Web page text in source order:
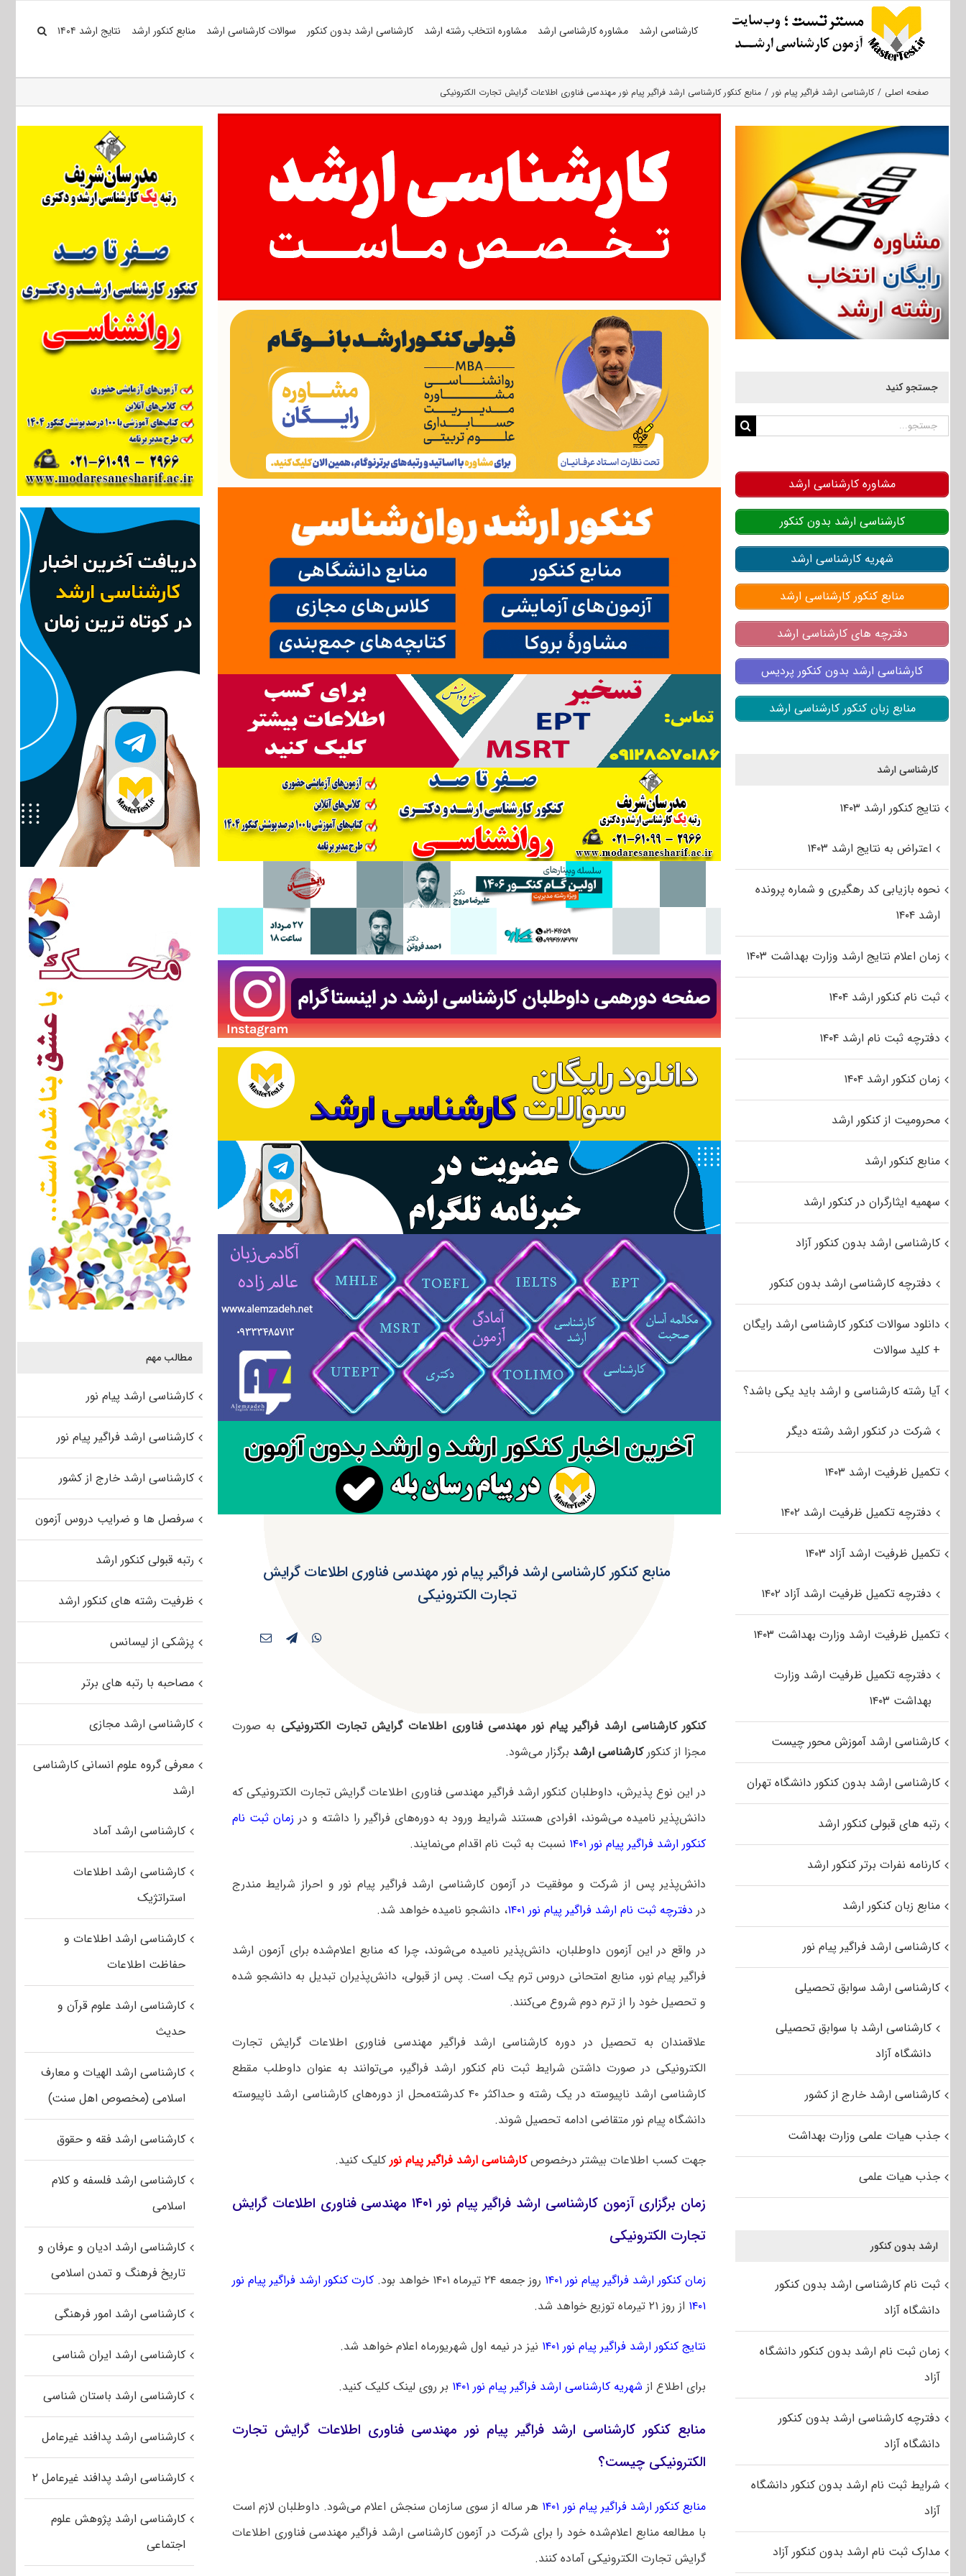
کارشناسی ارشد مشاوره کارشناسی ارشد مشاوره انتخاب رشته ارشد کارشناسی ارشد بدون کنکور سوالات کارشناسی ارشد منابع کنکور ارشد نتایج ارشد ۱۴۰۴
صفحه اصلی کارشناسی ارشد فراگیر پیام نور منابع کنکور کارشناسی ارشد فراگیر پیام نور مهندسی فناوری اطلاعات گرایش تجارت الکترونیکی
منابع کنکور کارشناسی ارشد فراگیر پیام نور مهندسی فناوری اطلاعات گرایش
تجارت الکترونیکی
کنکور کارشناسی ارشد فراگیر پیام نور مهندسی فناوری اطلاعات گرایش تجارت الکترونیکیبه صورت
مجزا از کنکورکارشناسی ارشد برگزار می‌شود.
در این نوع پذیرش، داوطلبان کنکور ارشد فراگیر مهندسی فناوری اطلاعات گرایش تجارت الکترونیکی که
دانش‌پذیر نامیده می‌شوند، افرادی هستند شرایط ورود به دوره‌های فراگیر را داشته و در زمان ثبت نام
کنکور ارشد فراگیر پیام نور ۱۴۰۱
نسبت به ثبت نام اقدام می‌نمایند.
دانش‌پذیر پس از شرکت و موفقیت در آزمون کارشناسی ارشد فراگیر پیام نور و احراز شرایط مندرج
در دفترچه ثبت نام ارشد فراگیر پیام نور ۱۴۰۱ ، دانشجو نامیده خواهد شد.
در واقع در این آزمون داوطلبان، دانش‌پذیر نامیده می‌شوند، چرا که منابع اعلام‌شده برای آزمون ارشد
فراگیر پیام نور، منابع امتحانی دروس ترم یک است. پس از قبولی، دانش‌پذیران تبدیل به دانشجو شده
و تحصیل خود را از ترم دوم شروع می‌کنند.
علاقمندان به تحصیل در دوره کارشناسی ارشد فراگیر مهندسی فناوری اطلاعات گرایش تجارت
الکترونیکی در صورت داشتن شرایط ثبت نام کنکور ارشد فراگیر، می‌توانند به عنوان داوطلب مقطع
کارشناسی ارشد ناپیوسته در یک رشته و حداکثر ۴۰ کدرشته‌محل از دوره‌های کارشناسی ارشد ناپیوسته
دانشگاه پیام نور متقاضی ادامه تحصیل شوند.
جهت کسب اطلاعات بیشتر درخصوصکارشناسی ارشد فراگیر پیام نورکلیک کنید.
زمان برگزاری آزمون کارشناسی ارشد فراگیر پیام نور ۱۴۰۱ مهندسی فناوری اطلاعات گرایش
تجارت الکترونیکی
زمان کنکور ارشد فراگیر پیام نور ۱۴۰۱ روز جمعه ۲۴ تیرماه ۱۴۰۱ خواهد بود.
کارت کنکور ارشد فراگیر پیام نور
۱۴۰۱ از روز ۲۱ تیرماه توزیع خواهد شد.
نتایج کنکور ارشد فراگیر پیام نور ۱۴۰۱ نیز در نیمه اول شهریورماه اعلام خواهد شد.
برای اطلاع از شهریه کارشناسی ارشد فراگیر پیام نور ۱۴۰۱ بر روی لینک کلیک کنید.
منابع کنکور کارشناسی ارشد فراگیر پیام نور مهندسی فناوری اطلاعات گرایش تجارت
الکترونیکی چیست؟
منابع کنکور ارشد فراگیر پیام نور ۱۴۰۱
هر ساله از سوی سازمان سنجش اعلام می‌شود. داوطلبان لازم است
با مطالعه منابع اعلام‌شده خود را برای شرکت در آزمون کارشناسی ارشد فراگیر مهندسی فناوری اطلاعات
گرایش تجارت الکترونیکی آماده کنند.
مطالب مهم
کارشناسی ارشد پیام نور
کارشناسی ارشد فراگیر پیام نور
کارشناسی ارشد خارج از کشور
سرفصل ها و ضرایب دروس آزمون
رتبه قبولی کنکور ارشد
ظرفیت رشته های کنکور ارشد
پزشکی از لیسانس
مصاحبه با رتبه های برتر
کارشناسی ارشد مجازی
معرفی گروه علوم انسانی کارشناسی
ارشد
کارشناسی ارشد آماد
کارشناسی ارشد اطلاعات
استراتژیک
کارشناسی ارشد اطلاعات و
حفاظت اطلاعات
کارشناسی ارشد علوم قرآن و
حدیث
کارشناسی ارشد الهیات و معارف
اسلامی (مخصوص اهل سنت)
کارشناسی ارشد فقه و حقوق
کارشناسی ارشد فلسفه و کلام
اسلامی
کارشناسی ارشد ادیان و عرفان و
تاریخ فرهنگ و تمدن اسلامی
کارشناسی ارشد امور فرهنگی
کارشناسی ارشد ایران شناسی
کارشناسی ارشد باستان شناسی
کارشناسی ارشد پدافند غیرعامل
کارشناسی ارشد پدافند غیرعامل ۲
کارشناسی ارشد پژوهش علوم
اجتماعی
جستجو کنید
جستجو
مشاوره کارشناسی ارشد
کارشناسی ارشد بدون کنکور
شهریه کارشناسی ارشد
منابع کنکور کارشناسی ارشد
دفترچه های کارشناسی ارشد
کارشناسی ارشد بدون کنکور پردیس
منابع زبان کنکور کارشناسی ارشد
کارشناسی ارشد
نتایج کنکور ارشد ۱۴۰۳
اعتراض به نتایج ارشد ۱۴۰۳
نحوه بازیابی کد رهگیری و شماره پرونده
ارشد ۱۴۰۴
زمان اعلام نتایج ارشد وزارت بهداشت ۱۴۰۳
ثبت نام کنکور ارشد ۱۴۰۴
دفترچه ثبت نام ارشد ۱۴۰۴
زمان کنکور ارشد ۱۴۰۴
محرومیت از کنکور ارشد
منابع کنکور ارشد
سهمیه ایثارگران در کنکور ارشد
کارشناسی ارشد بدون کنکور آزاد
دفترچه کارشناسی ارشد بدون کنکور
دانلود سوالات کنکور کارشناسی ارشد رایگان
+ کلید سوالات
آیا رشته کارشناسی و ارشد باید یکی باشد؟
شرکت در کنکور ارشد رشته دیگر
تکمیل ظرفیت ارشد ۱۴۰۳
دفترچه تکمیل ظرفیت ارشد ۱۴۰۲
تکمیل ظرفیت ارشد آزاد ۱۴۰۳
دفترچه تکمیل ظرفیت ارشد آزاد ۱۴۰۲
تکمیل ظرفیت ارشد وزارت بهداشت ۱۴۰۳
دفترچه تکمیل ظرفیت ارشد وزارت
بهداشت ۱۴۰۳
کارشناسی ارشد آموزش محور چیست
کارشناسی ارشد بدون کنکور دانشگاه تهران
رتبه های قبولی کنکور ارشد
کارنامه نفرات برتر کنکور ارشد
منابع زبان کنکور ارشد
کارشناسی ارشد فراگیر پیام نور
کارشناسی ارشد سوابق تحصیلی
کارشناسی ارشد با سوابق تحصیلی
دانشگاه آزاد
کارشناسی ارشد خارج از کشور
جذب هیات علمی وزارت بهداشت
جذب هیات علمی
ارشد بدون کنکور
ثبت نام کارشناسی ارشد بدون کنکور
دانشگاه آزاد
زمان ثبت نام ارشد بدون کنکور دانشگاه
آزاد
دفترچه کارشناسی ارشد بدون کنکور
دانشگاه آزاد
شرایط ثبت نام ارشد بدون کنکور دانشگاه
آزاد
مدارک ثبت نام ارشد بدون کنکور آزاد